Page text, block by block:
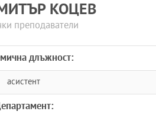
КОЦЕВ
преподаватели
длъжност:
асистент